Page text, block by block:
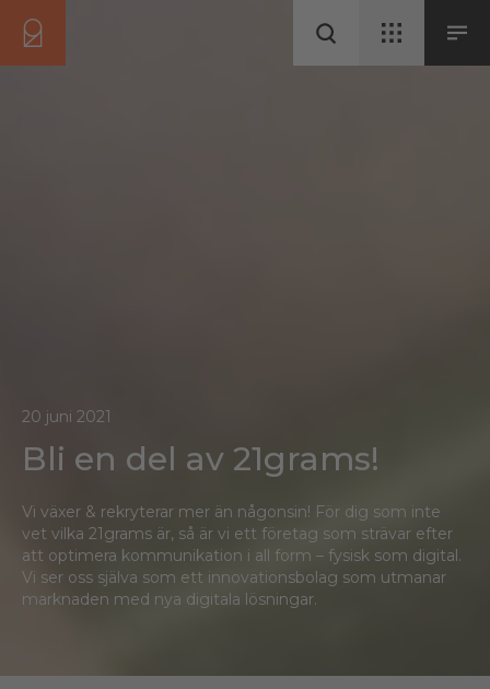
20 juni 2021
Bli en del av 21grams!
Vi växer & rekryterar mer än någonsin! För dig som inte
vet vilka 21grams är, så är vi ett företag som strävar efter
att optimera kommunikation i all form – fysisk som digital.
Vi ser oss själva som ett innovationsbolag som utmanar
marknaden med nya digitala lösningar.